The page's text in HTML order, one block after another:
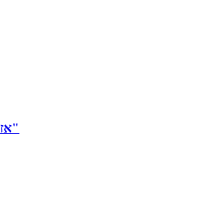
אזהרת ראש השב"כ בקבינט: "מבחינת חמאס, האירוע של מפת הדרכים הוא 7/10 מדיני"